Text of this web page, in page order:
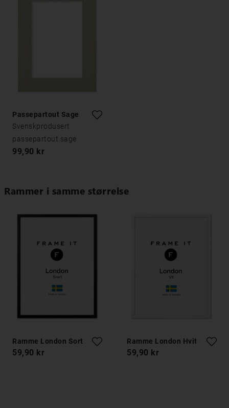
Passepartout Sage
Svenskprodusert
passepartout sage
99,90 kr
Rammer i samme størrelse
Ramme London Sort
59,90 kr
Ramme London Hvit
59,90 kr